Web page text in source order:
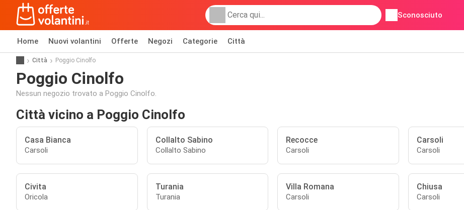
Sconosciuto
Home Nuovi volantini Offerte Negozi Categorie Città
Città Poggio Cinolfo
Poggio Cinolfo
Nessun negozio trovato a Poggio Cinolfo.
Città vicino a Poggio Cinolfo
Casa Bianca
Carsoli
Collalto Sabino
Collalto Sabino
Recocce
Carsoli
Carsoli
Carsoli
Civita
Oricola
Turania
Turania
Villa Romana
Carsoli
Chiusa
Carsoli